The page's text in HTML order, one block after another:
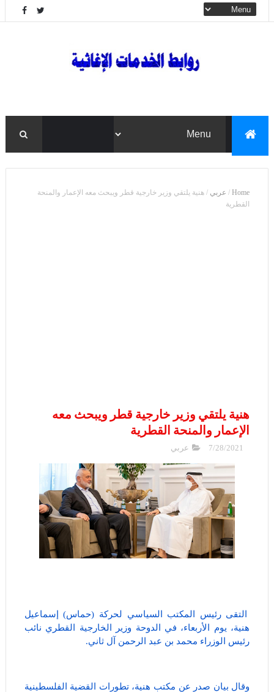
Home
/ عربي / هنية يلتقي وزير خارجية قطر ويبحث معه الإعمار والمنحة
القطرية
هنية يلتقي وزير خارجية قطر ويبحث معه
الإعمار والمنحة القطرية
7/28/2021 عربي
التقى رئيس المكتب السياسي لحركة (حماس) إسماعيل
هنية، يوم الأربعاء، في الدوحة وزير الخارجية القطري نائب
رئيس الوزراء محمد بن عبد الرحمن آل ثاني.
وقال بيان صدر عن مكتب هنية، تطورات القضية الفلسطينية